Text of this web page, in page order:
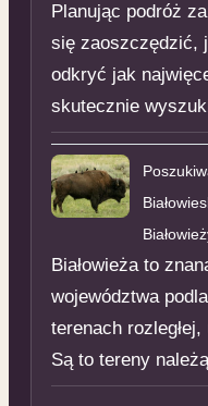
Planując podróż
się zaoszczędzić,
odkryć jak
skutecznie
Białowieża to
województwa
terenach
Są to tereny